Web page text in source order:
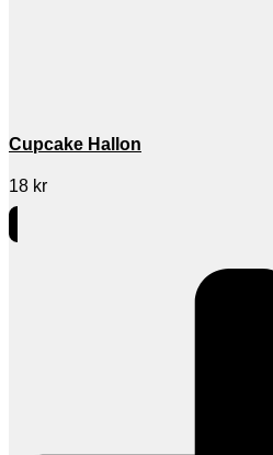
Cupcake Hallon
18 kr